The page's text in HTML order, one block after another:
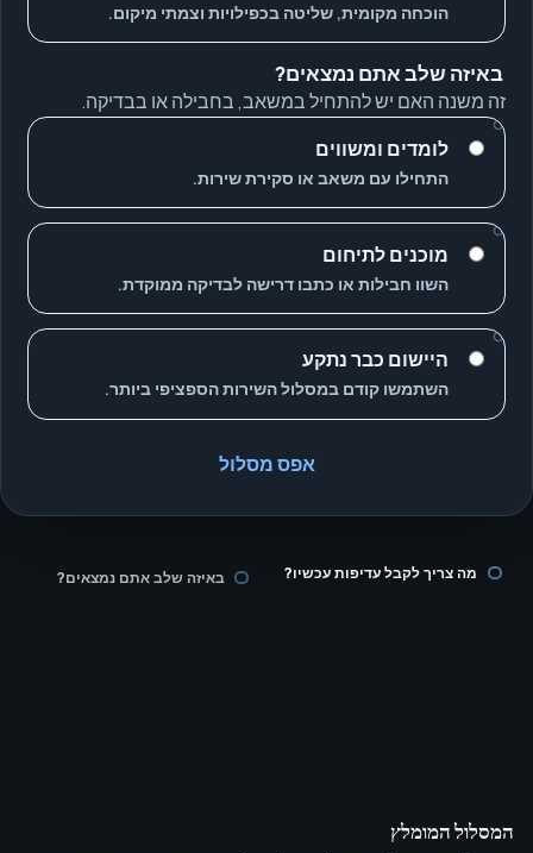
הוכחה מקומית, שליטה בכפילויות וצמתי מיקום.
באיזה שלב אתם נמצאים?
זה משנה האם יש להתחיל במשאב, בחבילה או בבדיקה.
לומדים ומשווים
התחילו עם משאב או סקירת שירות.
מוכנים לתיחום
השוו חבילות או כתבו דרישה לבדיקה ממוקדת.
היישום כבר נתקע
השתמשו קודם במסלול השירות הספציפי ביותר.
אפס מסלול
מה צריך לקבל עדיפות עכשיו? באיזה שלב אתם נמצאים?
המסלול המומלץ